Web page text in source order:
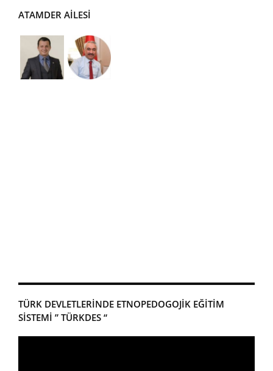
ATAMDER AİLESİ
TÜRK DEVLETLERİNDE ETNOPEDOGOJİK EĞİTİM
SİSTEMİ ” TÜRKDES “